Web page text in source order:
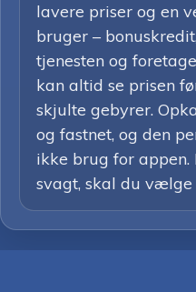
lavere priser og en
bruger –
tjenesten og
kan altid se prisen
skjulte gebyrer.
og fastnet, og den
ikke brug for
svagt, skal du vælge